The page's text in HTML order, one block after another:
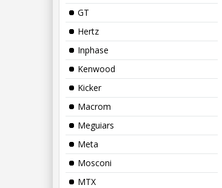
GT
Hertz
Inphase
Kenwood
Kicker
Macrom
Meguiars
Meta
Mosconi
MTX